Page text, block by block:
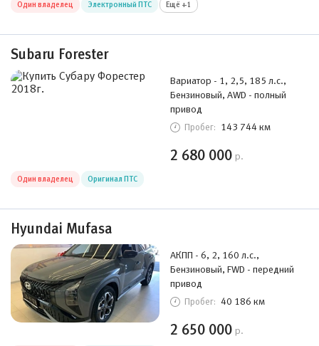
Один владелец Электронный ПТС Ещё +1
Subaru Forester
Вариатор - 1, 2,5, 185 л.с.,
Бензиновый, AWD - полный
привод
Пробег: 143 744 км
2 680 000 р.
Один владелец Оригинал ПТС
Hyundai Mufasa
АКПП - 6, 2, 160 л.с.,
Бензиновый, FWD - передний
привод
Пробег: 40 186 км
2 650 000 р.